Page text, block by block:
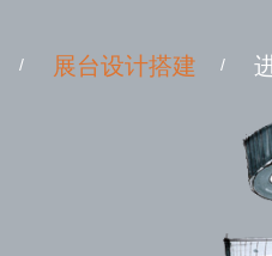
/ 展台设计搭建 /